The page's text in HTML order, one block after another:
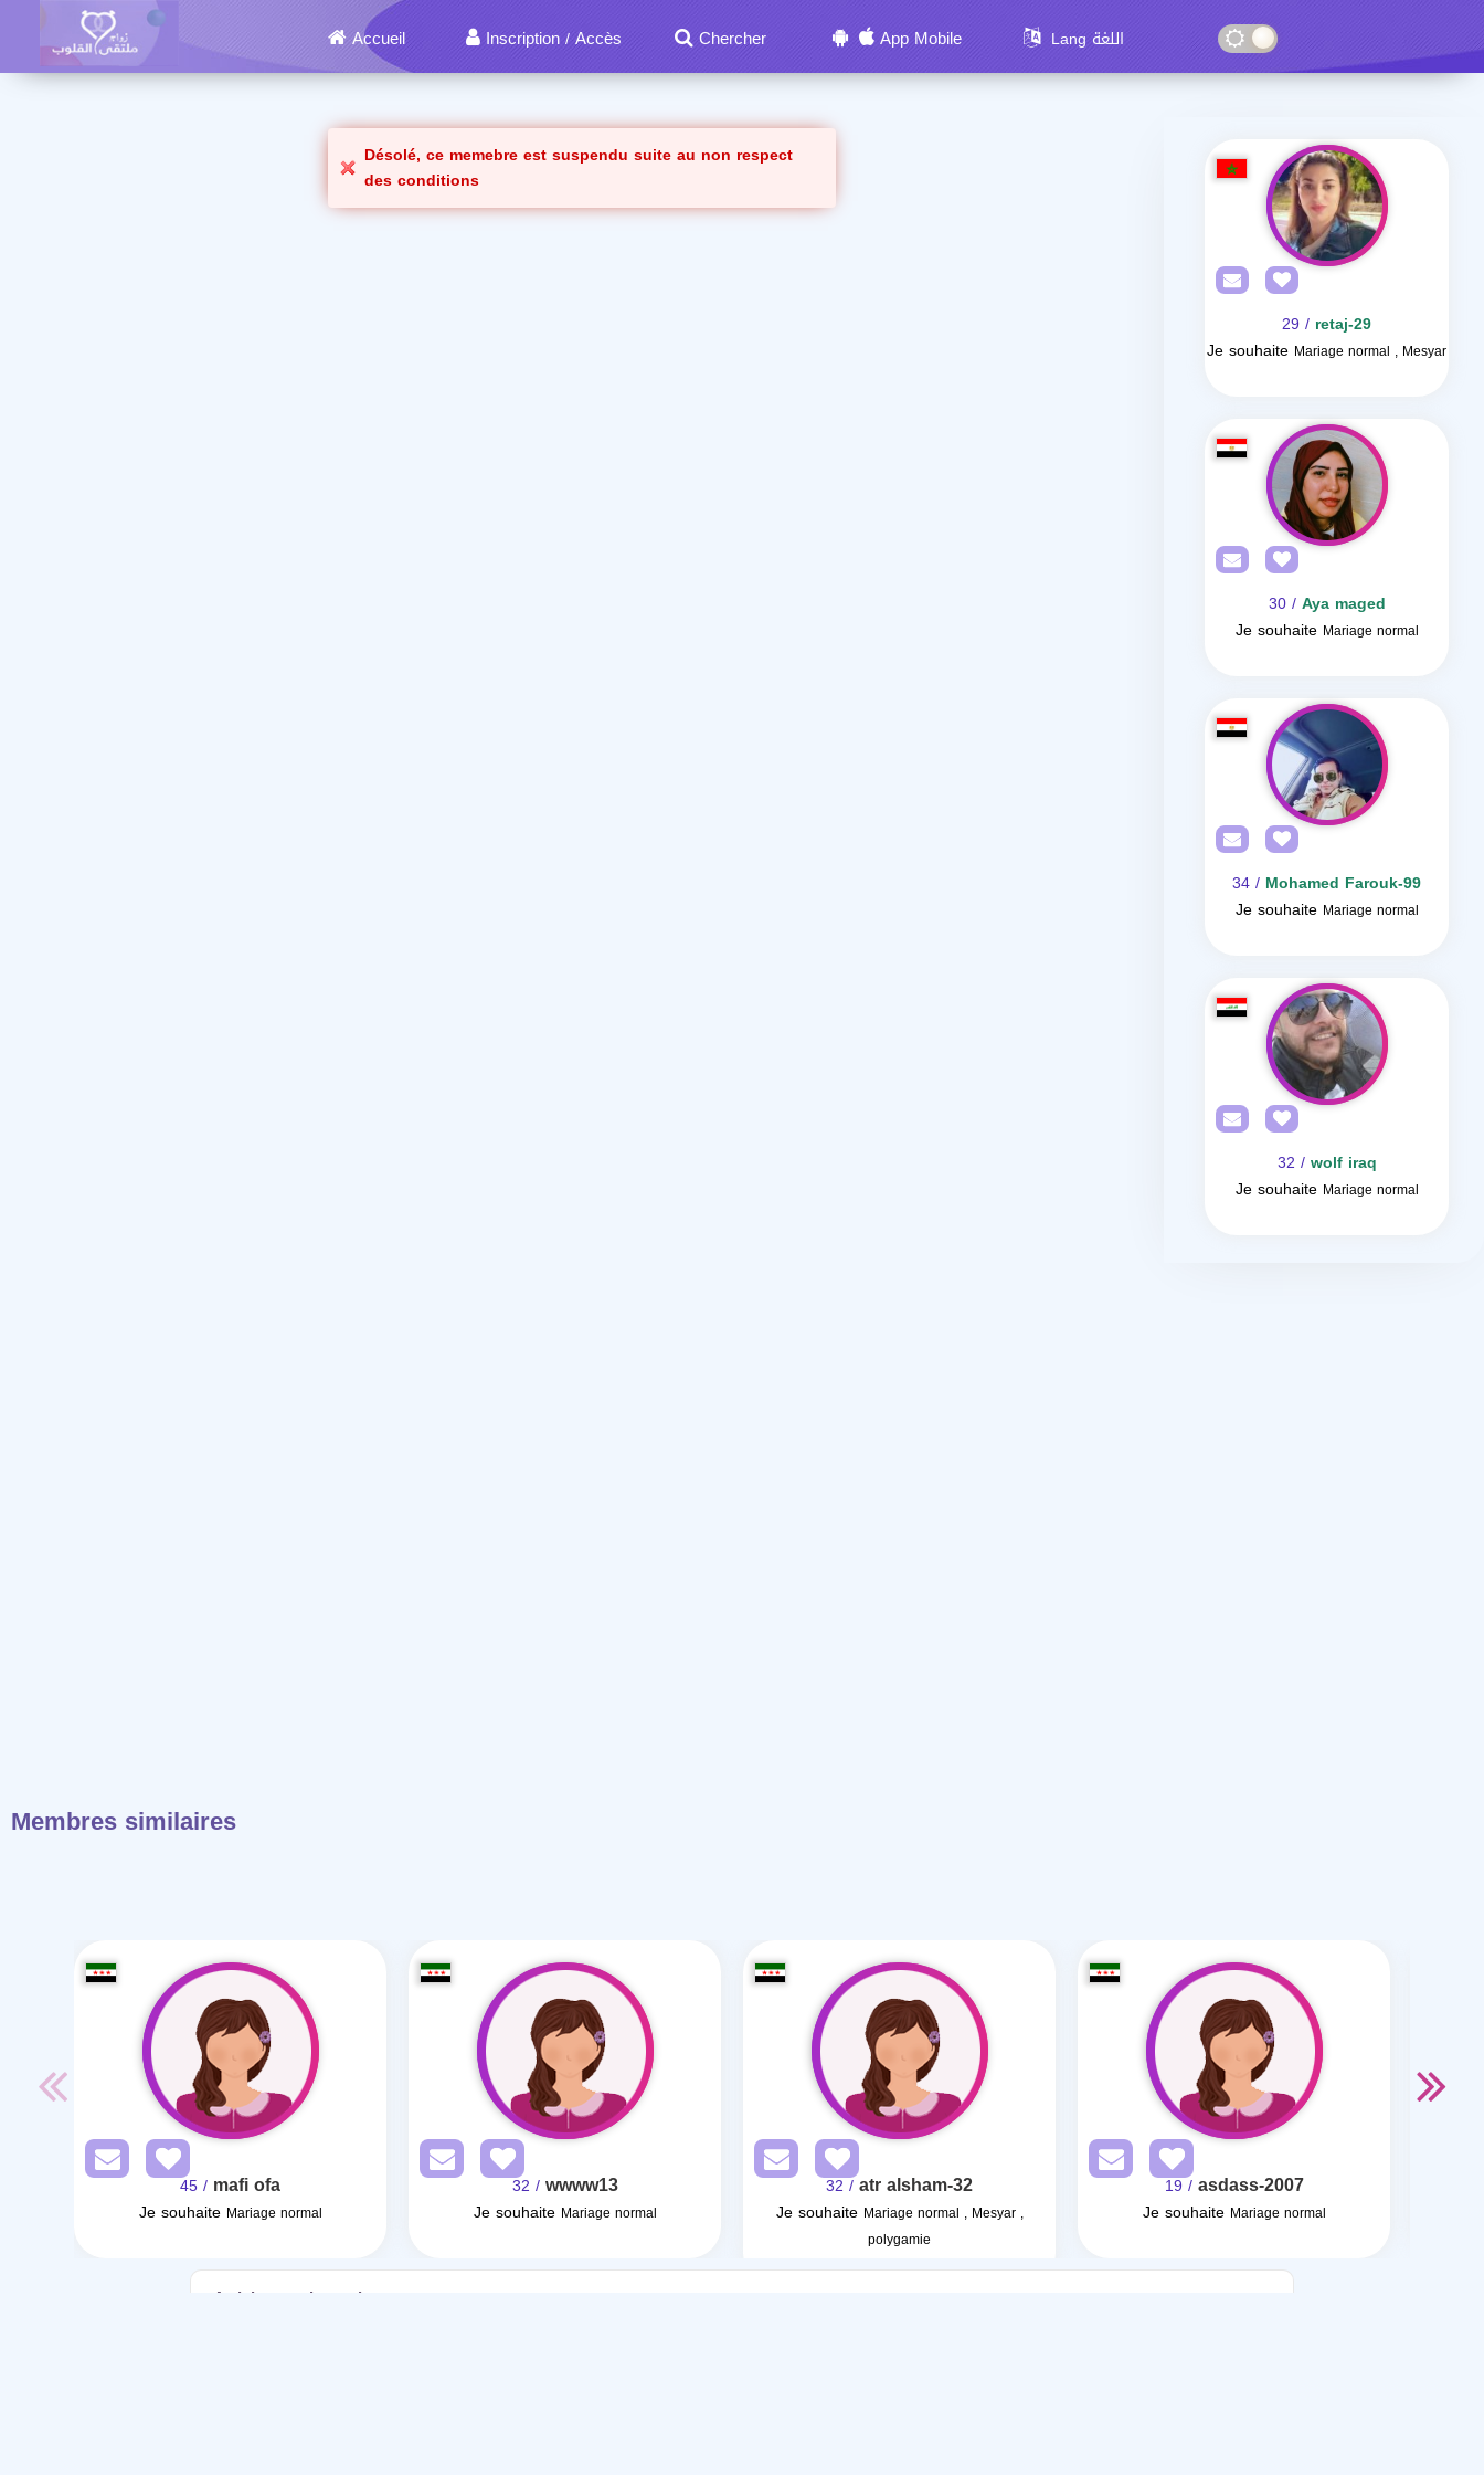
Accueil Inscription / Accès Chercher App Mobile Lang اللغة
Désolé, ce memebre est suspendu suite au non respect
des conditions
retaj-29
/ 29
Je souhaite Mariage normal , Mesyar
Aya maged
/ 30
Je souhaite Mariage normal
Mohamed Farouk-99
/ 34
Je souhaite Mariage normal
wolf iraq
/ 32
Je souhaite Mariage normal
Membres similaires
mafi ofa
/ 45
Je souhaite Mariage normal
wwww13
/ 32
Je souhaite Mariage normal
atr alsham-32
/ 32
Je souhaite Mariage normal , Mesyar ,
polygamie
asdass-2007
/ 19
Je souhaite Mariage normal
Articles sur le mariage